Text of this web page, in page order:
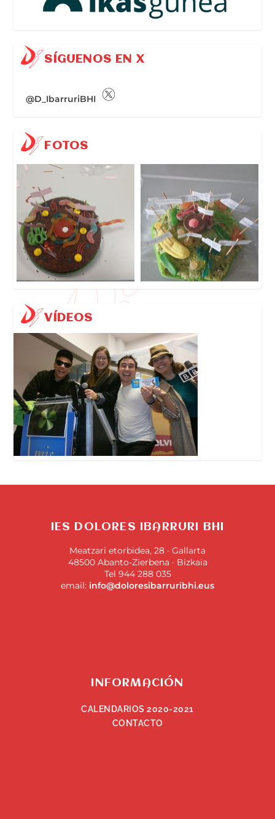
SÍGUENOS EN X
@D_IbarruriBHI
FOTOS
VÍDEOS
IES DOLORES IBARRURI BHI
Meatzari etorbidea, 28 · Gallarta
48500 Abanto-Zierbena · Bizkaia
Tel 944 288 035
email: info@doloresibarruribhi.eus
INFORMACIÓN
CALENDARIOS 2020-2021
CONTACTO